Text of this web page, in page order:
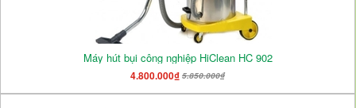
Máy hút bụi công nghiệp HiClean HC 902
4.800.000₫ 5.850.000₫